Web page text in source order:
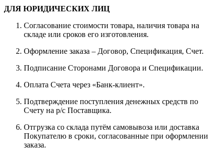
ДЛЯ ЮРИДИЧЕСКИХ ЛИЦ
Согласование стоимости товара, наличия товара на
складе или сроков его изготовления.
Оформление заказа – Договор, Спецификация, Счет.
Подписание Сторонами Договора и Спецификации.
Оплата Счета через «Банк-клиент».
Подтверждение поступления денежных средств по
Счету на р/с Поставщика.
Отгрузка со склада путём самовывоза или доставка
Покупателю в сроки, согласованные при оформлении
заказа.